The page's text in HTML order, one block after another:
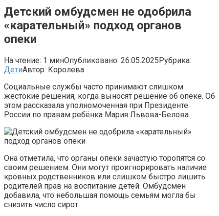
Детский омбудсмен не одобрила
«карательный» подход органов
опеки
На чтение: 1 минОпубликовано: 26.05.2025Рубрика:
ДетиАвтор: Королева
Социальные службы часто принимают слишком
жестокие решения, когда выносят решение об опеке. Об
этом рассказала уполномоченная при Президенте
России по правам ребёнка Мария Львова-Белова.
Она отметила, что органы опеки зачастую торопятся со
своим решением. Они могут проигнорировать наличие
кровных родственников или слишком быстро лишить
родителей прав на воспитание детей. Омбудсмен
добавила, что небольшая помощь семьям могла бы
снизить число сирот.